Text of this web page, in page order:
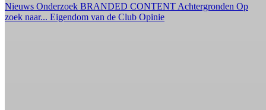
Nieuws Onderzoek BRANDED CONTENT Achtergronden Op
zoek naar... Eigendom van de Club Opinie